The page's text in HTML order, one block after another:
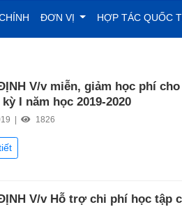
ĐƠN VỊ HỢP TÁC QUỐC
V/v miễn, giảm học phí
I năm học 2019-2020
| 1826
V/v Hỗ trợ chi phí học tập